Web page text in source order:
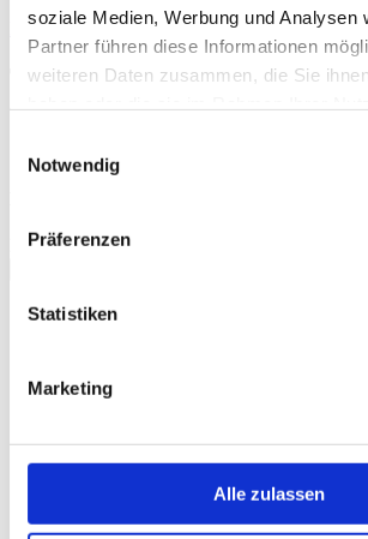
soziale Medien, Werbung und Analysen
Partner führen diese Informationen
weiteren Daten zusammen, die Sie
Notwendig
Präferenzen
Statistiken
Marketing
Alle zulassen
Im kino
Trailer
Pleaseaccept marketing-cookies
Galerie